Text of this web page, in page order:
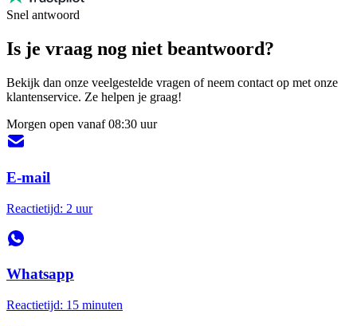
Snel antwoord
Is je vraag nog niet beantwoord?
Bekijk dan onze veelgestelde vragen of neem contact op met onze
klantenservice. Ze helpen je graag!
Morgen open vanaf 08:30 uur
E-mail
Reactietijd: 2 uur
Whatsapp
Reactietijd: 15 minuten